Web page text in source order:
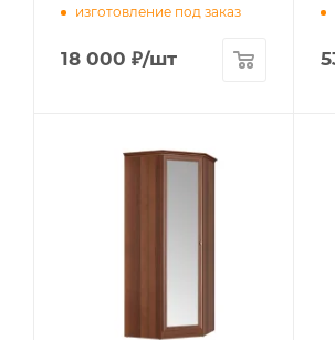
изготовление под заказ
18 000 ₽/шт